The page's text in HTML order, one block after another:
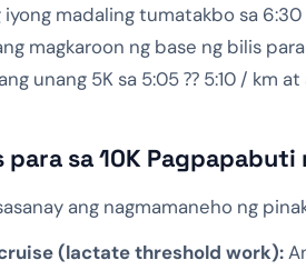
iyong madaling tumatakbo sa
magkaroon ng base ng bilis
unang 5K sa 5:05 ⁇ 5:10 / km
para sa 10K
ang nagmamaneho ng
(lactate threshold work):